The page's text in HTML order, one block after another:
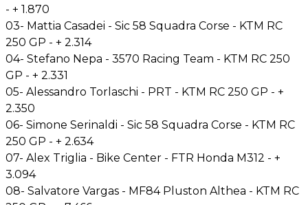
- + 1.870
03- Mattia Casadei - Sic 58 Squadra Corse - KTM RC
250 GP - + 2.314
04- Stefano Nepa - 3570 Racing Team - KTM RC 250
GP - + 2.331
05- Alessandro Torlaschi - PRT - KTM RC 250 GP - +
2.350
06- Simone Serinaldi - Sic 58 Squadra Corse - KTM RC
250 GP - + 2.634
07- Alex Triglia - Bike Center - FTR Honda M312 - +
3.094
08- Salvatore Vargas - MF84 Pluston Althea - KTM RC